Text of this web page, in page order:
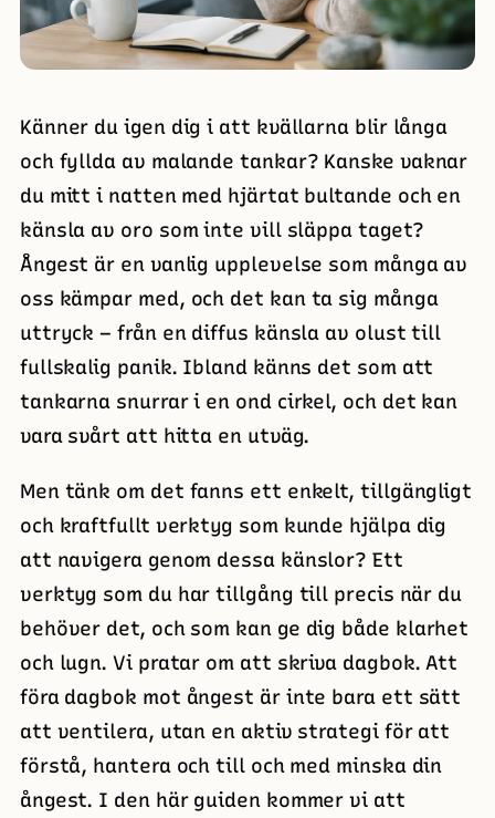
Känner du igen dig i att kvällarna blir långa
och fyllda av malande tankar? Kanske vaknar
du mitt i natten med hjärtat bultande och en
känsla av oro som inte vill släppa taget?
Ångest är en vanlig upplevelse som många av
oss kämpar med, och det kan ta sig många
uttryck – från en diffus känsla av olust till
fullskalig panik. Ibland känns det som att
tankarna snurrar i en ond cirkel, och det kan
vara svårt att hitta en utväg.
Men tänk om det fanns ett enkelt, tillgängligt
och kraftfullt verktyg som kunde hjälpa dig
att navigera genom dessa känslor? Ett
verktyg som du har tillgång till precis när du
behöver det, och som kan ge dig både klarhet
och lugn. Vi pratar om att skriva dagbok. Att
föra dagbok mot ångest är inte bara ett sätt
att ventilera, utan en aktiv strategi för att
förstå, hantera och till och med minska din
ångest. I den här guiden kommer vi att